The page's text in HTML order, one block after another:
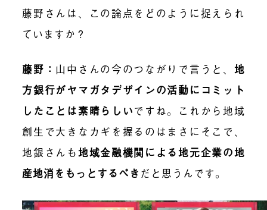
藤野さんは、この論点をどのように捉えられ
ていますか？
藤野： 山中さんの今のつながりで言うと、 地
方銀行がヤマガタデザインの活動にコミット
したこと は素晴らしいですね。これから地域
創生で大きなカギを握るのはまさにそこで、
地銀さんも地域金融機関による地元企業の地
産地消 をもっとするべき だと思うんです。